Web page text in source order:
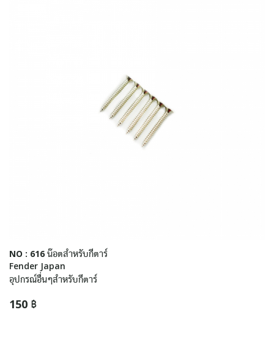
NO : 616 น๊อตสำหรับกีตาร์
Fender Japan
อุปกรณ์อื่นๆสำหรับกีตาร์
150 ฿